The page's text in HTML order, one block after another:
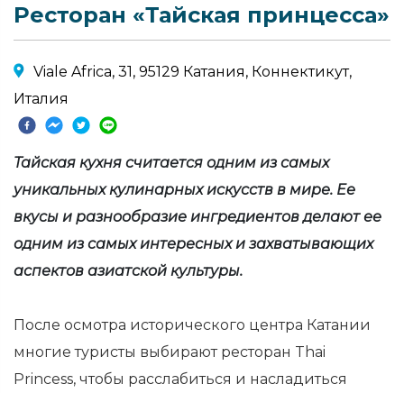
Ресторан «Тайская принцесса»
Viale Africa, 31, 95129 Катания, Коннектикут,
Италия
Тайская кухня считается одним из самых
уникальных кулинарных искусств в мире. Ее
вкусы и разнообразие ингредиентов делают ее
одним из самых интересных и захватывающих
аспектов азиатской культуры.
После осмотра исторического центра Катании
многие туристы выбирают ресторан Thai
Princess, чтобы расслабиться и насладиться